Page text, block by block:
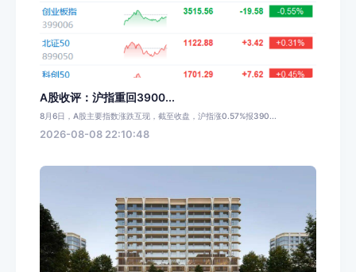
A股收评：沪指重回3900...
8月6日，A股主要指数涨跌互现，截至收盘，沪指涨0.57%报390...
2026-08-08 22:10:48